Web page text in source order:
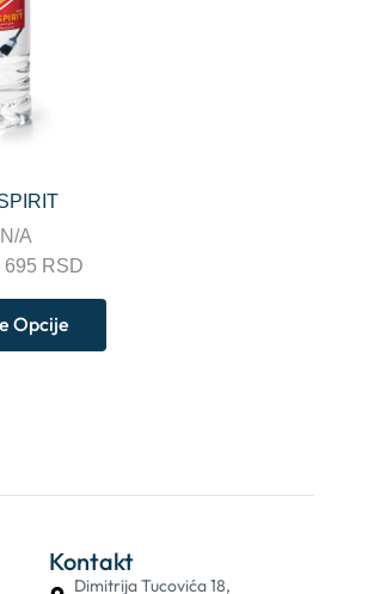
N/A
695 RSD
Opcije
Kontakt
Dimitrija Tucovića 18,